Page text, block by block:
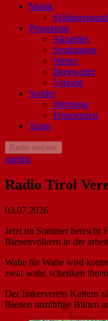
Musik
Programm
Aktuelles
Sendungen
Wetter
Bergwetter
Verkehr
Sender
Werbung
Frequenzen
Team
Radio ein/aus
zurück
Radio Tirol
03.07.2026
Jetzt im Sommer herrscht
Bienenvölkern in der
Wabe für Wabe wird
zwar wahr, schenken
Der Imkerverein Kaltern
Bienen unzählige Blüten